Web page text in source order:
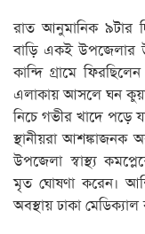
রাত আনুমানিক ৯টার
বাড়ি একই উপজেলার
কান্দি গ্রামে
এলাকায় আসলে ঘন
নিচে গভীর খাদে পড়ে
স্থানীয়রা আশঙ্কাজনক
উপজেলা স্বাস্থ্য
মৃত ঘোষণা করেন।
অবস্থায় ঢাকা